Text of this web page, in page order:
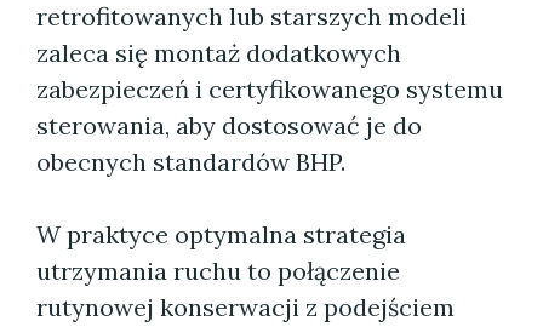
retrofitowanych lub starszych modeli
zaleca się montaż dodatkowych
zabezpieczeń i certyfikowanego systemu
sterowania, aby dostosować je do
obecnych standardów BHP.
W praktyce optymalna strategia
utrzymania ruchu to połączenie
rutynowej konserwacji z podejściem